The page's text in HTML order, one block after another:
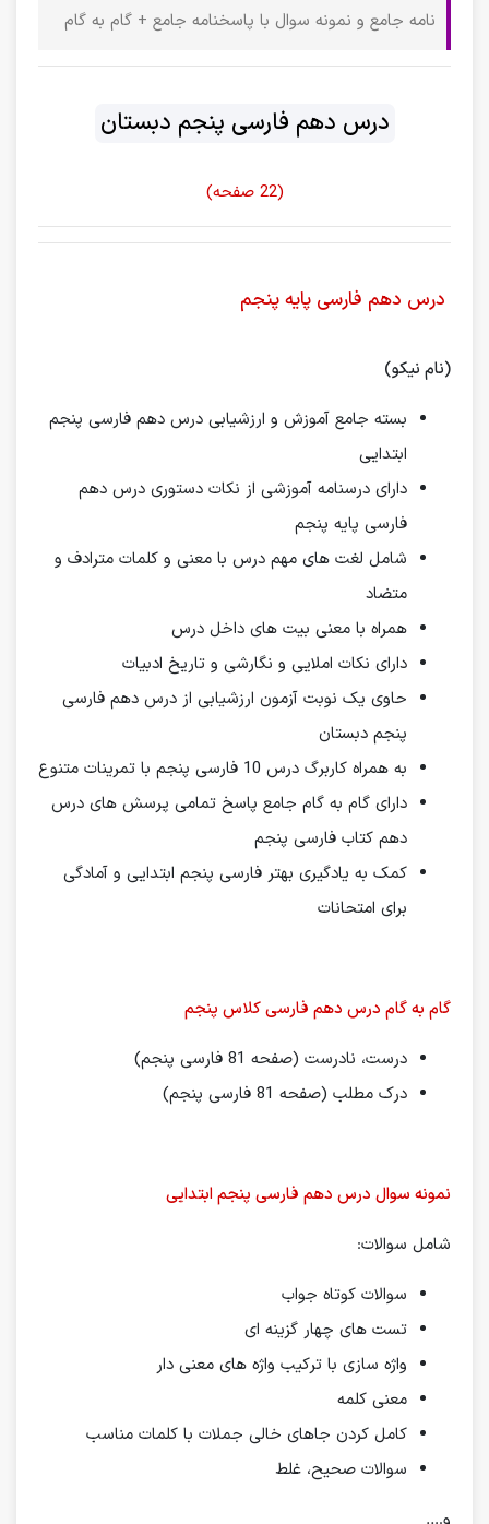
نامه جامع و نمونه سوال با پاسخنامه جامع + گام به گام
درس دهم فارسی پنجم دبستان
(22 صفحه)
درس دهم فارسی پایه پنجم
(نام نیکو)
بسته جامع آموزش و ارزشیابی درس دهم فارسی پنجم
ابتدایی
دارای درسنامه آموزشی از نکات دستوری درس دهم
فارسی پایه پنجم
شامل لغت های مهم درس با معنی و کلمات مترادف و
متضاد
همراه با معنی بیت های داخل درس
دارای نکات املایی و نگارشی و تاریخ ادبیات
حاوی یک نوبت آزمون ارزشیابی از درس دهم فارسی
پنجم دبستان
به همراه کاربرگ درس 10 فارسی پنجم با تمرینات متنوع
دارای گام به گام جامع پاسخ تمامی پرسش های درس
دهم کتاب فارسی پنجم
کمک به یادگیری بهتر فارسی پنجم ابتدایی و آمادگی
برای امتحانات
گام به گام درس دهم فارسی کلاس پنجم
درست، نادرست (صفحه 81 فارسی پنجم)
درک مطلب (صفحه 81 فارسی پنجم)
نمونه سوال درس دهم فارسی پنجم ابتدایی
شامل سوالات:
سوالات کوتاه جواب
تست های چهار گزینه ای
واژه سازی با ترکیب واژه های معنی دار
معنی کلمه
کامل کردن جاهای خالی جملات با کلمات مناسب
سوالات صحیح، غلط